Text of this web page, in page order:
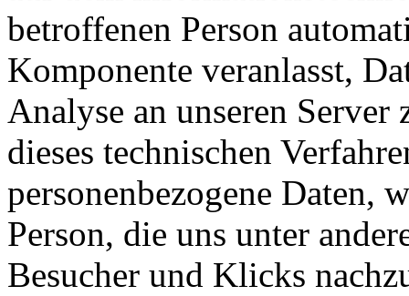
betroffenen Person
Komponente veranlasst,
Analyse an unseren
dieses technischen
personenbezogene Daten,
Person, die uns unter
Besucher und Klicks